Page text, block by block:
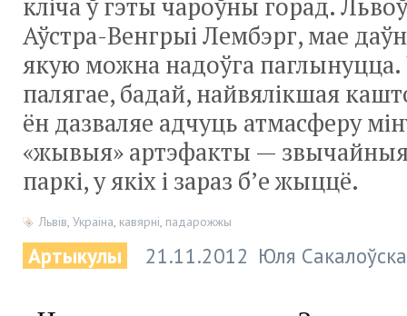
кліча ў гэты чароўны горад.
Аўстра-Венгрыі Лембэрг, мае
якую можна надоўга
палягае, бадай, найвялікшая
ён дазваляе адчуць атмасферу
«жывыя» артэфакты — звычайныя
паркі, у якіх і зараз б’е жыццё.
Львів, Украіна, кавярні, падарожжы
Артыкулы 21.11.2012 Юля